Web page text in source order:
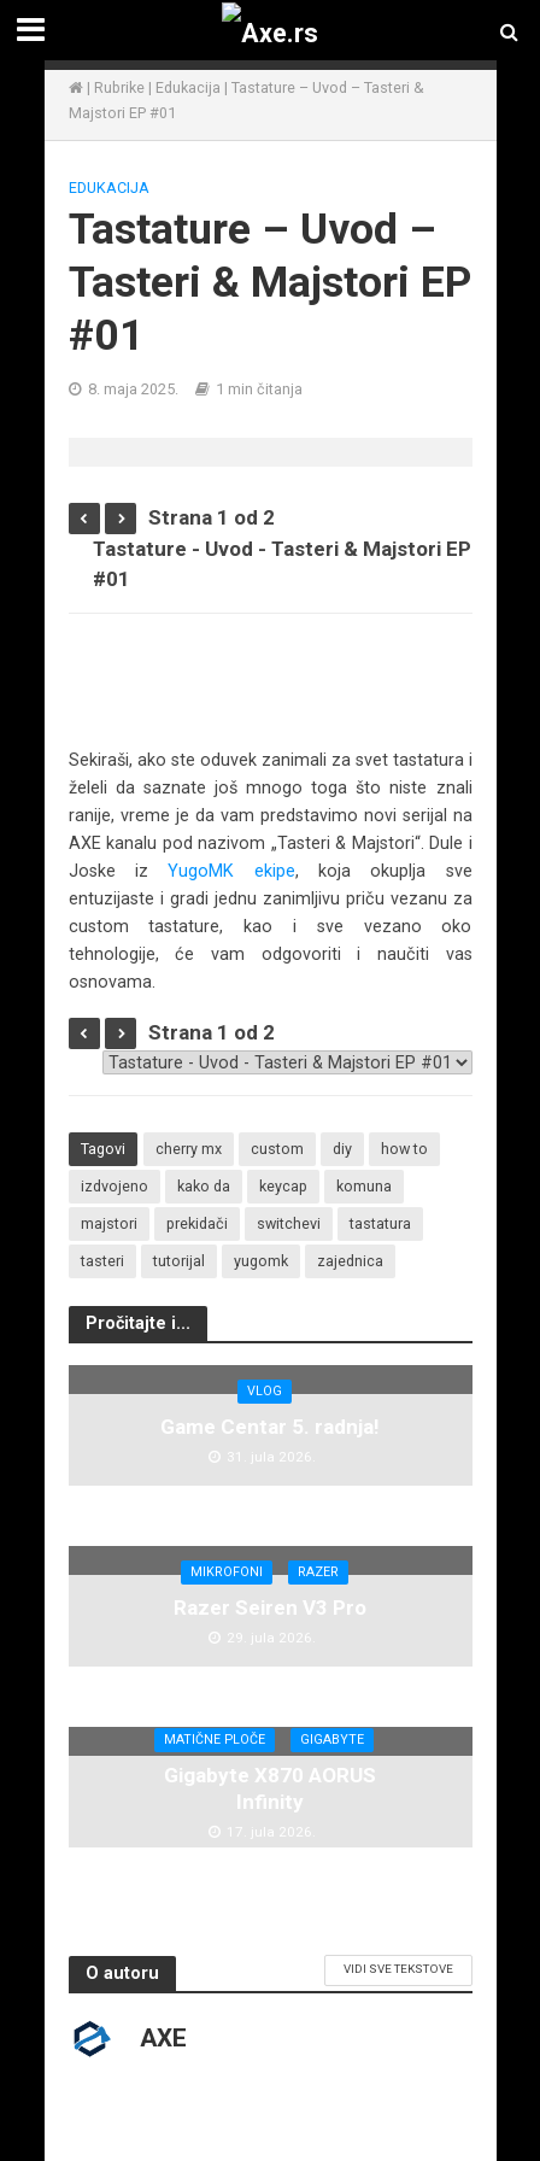
| Rubrike| Edukacija | Tastature – Uvod – Tasteri &
Majstori EP #01
EDUKACIJA
Tastature – Uvod –
Tasteri & Majstori EP
#01
8. maja 2025. 1 min čitanja
Strana 1 od 2
Tastature - Uvod - Tasteri & Majstori EP
#01
Sekiraši, ako ste oduvek zanimali za svet tastatura i
želeli da saznate još mnogo toga što niste znali
ranije, vreme je da vam predstavimo novi serijal na
AXE kanalu pod nazivom „Tasteri & Majstori“. Dule i
Joske izYugoMK ekipe, koja okuplja sve
entuzijaste i gradi jednu zanimljivu priču vezanu za
custom tastature, kao i sve vezano oko
tehnologije, će vam odgovoriti i naučiti vas
osnovama.
Strana 1 od 2
Tagovi cherry mx custom diy how to
izdvojeno kako da keycap komuna
majstori prekidači switchevi tastatura
tasteri tutorijal yugomk zajednica
Pročitajte i...
VLOG
Game Centar 5. radnja!
31. jula 2026.
MIKROFONI RAZER
Razer Seiren V3 Pro
29. jula 2026.
MATIČNE PLOČE GIGABYTE
Gigabyte X870 AORUS
Infinity
17. jula 2026.
O autoru VIDI SVE TEKSTOVE
AXE